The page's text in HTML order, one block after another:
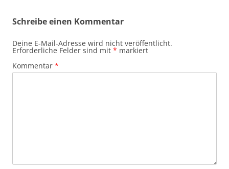
Schreibe einen Kommentar
Deine E-Mail-Adresse wird nicht veröffentlicht.
Erforderliche Felder sind mit * markiert
Kommentar *